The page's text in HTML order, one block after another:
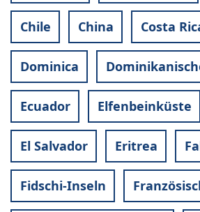
Chile China Costa
Dominica
Ecuador Elfenbeinküste
El Salvador Eritrea
Fidschi-Inseln